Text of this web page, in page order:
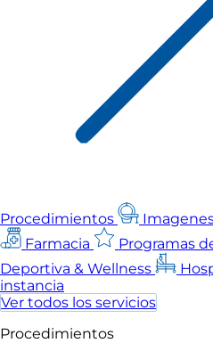
Procedimientos
Farmacia
Programas
Deportiva & Wellness
instancia
Ver todos los servicios
Procedimientos